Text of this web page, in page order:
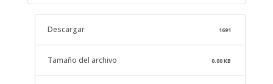
Descargar 1691
Tamaño del archivo 0.00 KB